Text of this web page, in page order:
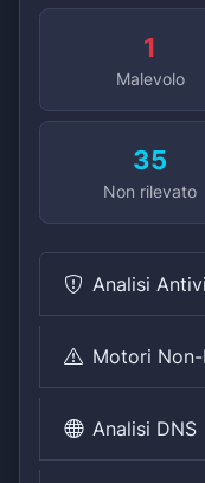
1
Malevolo
35
Non rilevato
Analisi
Motori
Analisi DNS